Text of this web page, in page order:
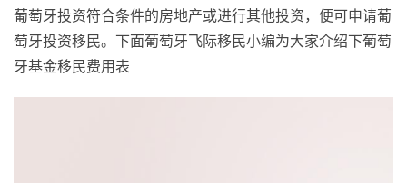
葡萄牙投资符合条件的房地产或进行其他投资，便可申请葡
萄牙投资移民。下面葡萄牙飞际移民小编为大家介绍下葡萄
牙基金移民费用表